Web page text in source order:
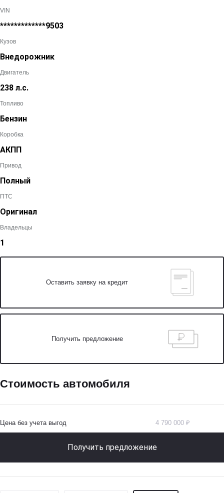
VIN
*************9503
Кузов
Внедорожник
Двигатель
238 л.с.
Топливо
Бензин
Коробка
АКПП
Привод
Полный
ПТС
Оригинал
Владельцы
1
Оставить заявку на кредит
Получить предложение
Стоимость автомобиля
Цена без учета выгод 4 790 000 ₽
Получить предложение